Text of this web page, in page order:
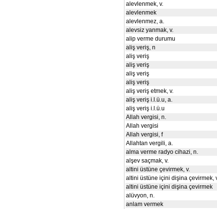
alevlenmek, v.
alevlenmek
alevlenmez, a.
alevsiz yanmak, v.
alip verme durumu
aliş veriş, n
aliş veriş
aliş veriş
aliş veriş
aliş veriş
aliş veriş etmek, v.
aliş veriş i.l.ü.u, a.
aliş veriş i.l.ü.u
Allah vergisi, n.
Allah vergisi
Allah vergisi, f
Allahtan vergili, a.
alma verme radyo cihazi, n.
alşev saçmak, v.
altini üstüne çevirmek, v.
altini üstüne içini dişina çevirmek,
altini üstüne içini dişina çevirmek
alüvyon, n.
anlam vermek